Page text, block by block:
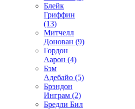
Блейк
Гриффин
(13)
Митчелл
Донован (9)
Гордон
Аарон (4)
Бэм
Адебайо (5)
Брэндон
Инграм (2)
Бредли Бил